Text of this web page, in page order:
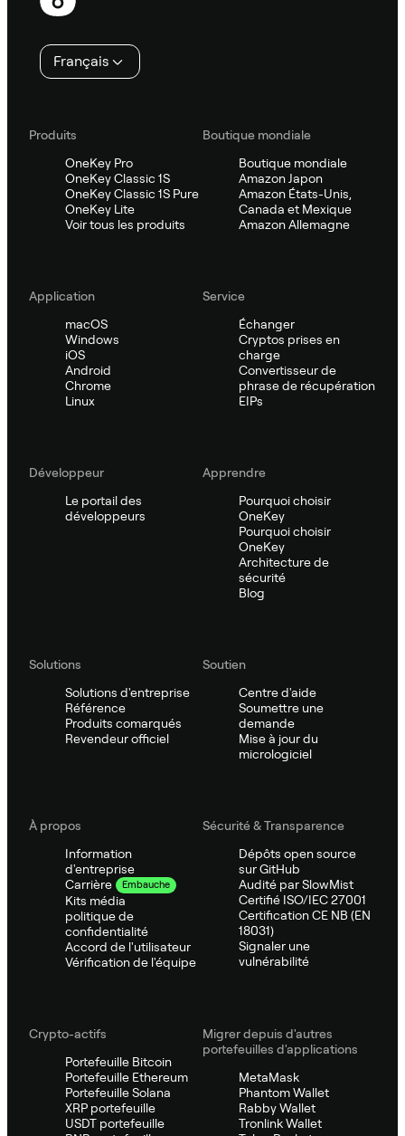
page
Français
Produits
OneKey Pro
OneKey Classic 1S
OneKey Classic 1S Pure
OneKey Lite
Voir tous les produits
Boutique mondiale
Boutique mondiale
Amazon Japon
Amazon États-Unis,
Canada et Mexique
Amazon Allemagne
Application
macOS
Windows
iOS
Android
Chrome
Linux
Service
Échanger
Cryptos prises en
charge
Convertisseur de
phrase de récupération
EIPs
Développeur
Le portail des
développeurs
Apprendre
Pourquoi choisir
OneKey
Pourquoi choisir
OneKey
Architecture de
sécurité
Blog
Solutions
Solutions d'entreprise
Référence
Produits comarqués
Revendeur officiel
Soutien
Centre d'aide
Soumettre une
demande
Mise à jour du
micrologiciel
À propos
Information
d'entreprise
Carrière
Embauche
Kits média
politique de
confidentialité
Accord de l'utilisateur
Vérification de l'équipe
Sécurité & Transparence
Dépôts open source
sur GitHub
Audité par SlowMist
Certifié ISO/IEC 27001
Certification CE NB (EN
18031)
Signaler une
vulnérabilité
Crypto-actifs
Portefeuille Bitcoin
Portefeuille Ethereum
Portefeuille Solana
XRP portefeuille
USDT portefeuille
Migrer depuis d'autres
portefeuilles d'applications
MetaMask
Phantom Wallet
Rabby Wallet
Tronlink Wallet